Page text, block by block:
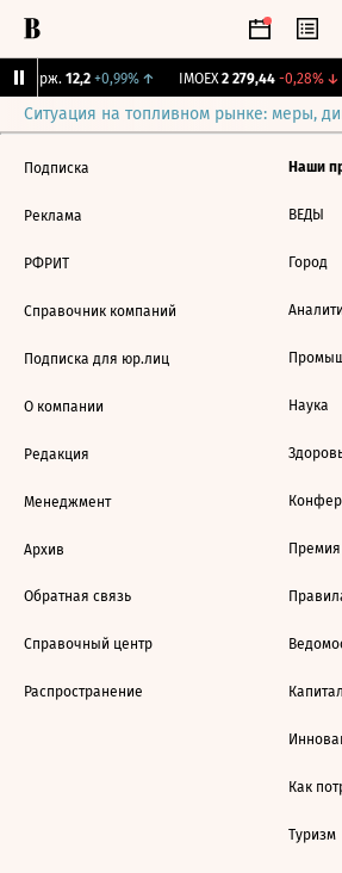
Бирж. 12,2 +0,99%↑ IMOEX 2 279,44 -0,28%↓
Ситуация на топливном рынке: меры,
Подписка
Реклама
РФРИТ
Справочник компаний
Подписка для юр.лиц
О компании
Редакция
Менеджмент
Архив
Обратная связь
Справочный центр
Распространение
Наши
ВЕДЫ
Город
Наука
Капитал
Как
Туризм